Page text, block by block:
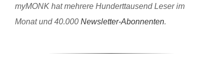
myMONK hat mehrere Hunderttausend Leser im
Monat und 40.000 Newsletter-Abonnenten.